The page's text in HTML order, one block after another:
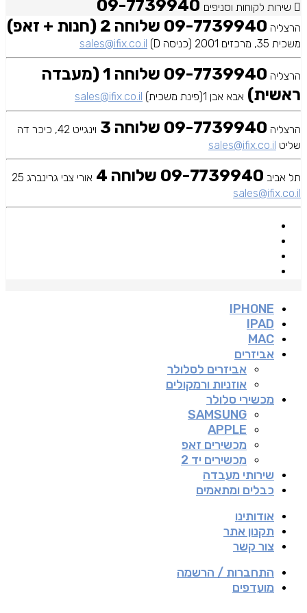
שירות לקוחות וסניפים
הרצליה 09-7739940 שלוחה 2 (חנות + זאפ)
משכית 35, מרכזים 2001 (כניסה D) sales@ifix.co.il
הרצליה
09-7739940 שלוחה 1 (מעבדה
ראשית) אבא אבן 1(פינת משכית) sales@ifix.co.il
הרצליה 09-7739940 שלוחה 3
וינגייט 42, כיכר דה
שליט sales@ifix.co.il
תל אביב 09-7739940 שלוחה 4
אורי צבי גרינברג 25
sales@ifix.co.il
IPHONE
IPAD
MAC
אביזרים
אביזרים לסלולר
אוזניות ורמקולים
מכשירי סלולר
SAMSUNG
APPLE
מכשירים זאפ
מכשירים יד 2
שירותי מעבדה
כבלים ומתאמים
אודותינו
תקנון אתר
צור קשר
התחברות / הרשמה
מועדפים